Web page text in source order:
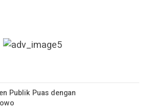
Publik Puas dengan